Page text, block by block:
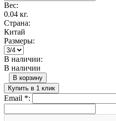
Вес:
0.04 кг.
Страна:
Китай
Размеры:
В наличии:
В наличии
В корзину
Купить в 1 клик
Email *: